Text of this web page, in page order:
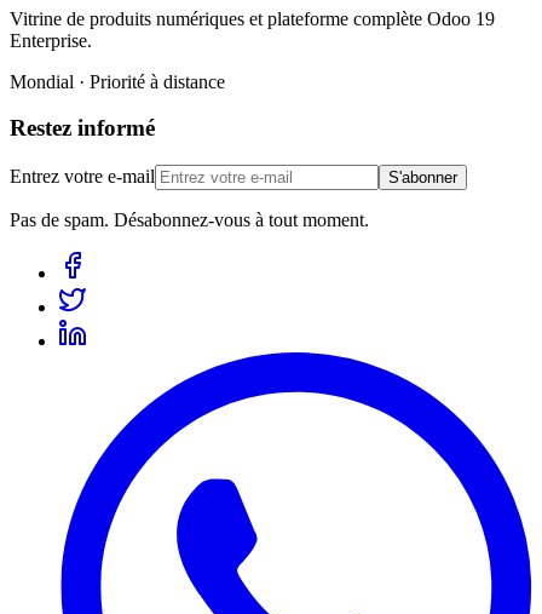
Vitrine de produits numériques et plateforme complète Odoo 19
Enterprise.
Mondial · Priorité à distance
Restez informé
Entrez votre e-mail S'abonner
Pas de spam. Désabonnez-vous à tout moment.